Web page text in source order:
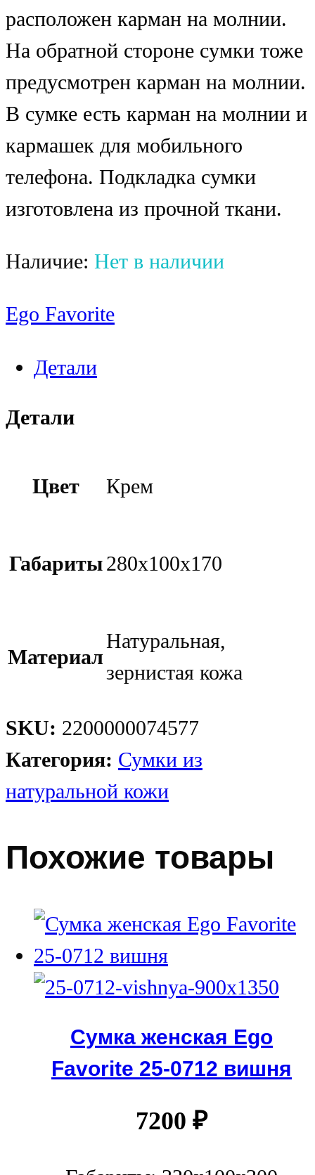
расположен карман на молнии.
На обратной стороне сумки тоже
предусмотрен карман на молнии.
В сумке есть карман на молнии и
кармашек для мобильного
телефона. Подкладка сумки
изготовлена из прочной ткани.
Наличие: Нет в наличии
Ego Favorite
Детали
Детали
Цвет Крем
Габариты280x100x170
Материал
Натуральная,
зернистая кожа
SKU: 2200000074577
Категория: Сумки из
натуральной кожи
Похожие товары
Сумка женская Ego
Favorite 25-0712 вишня
7200 ₽